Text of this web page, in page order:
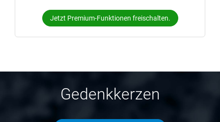
Jetzt Premium-Funktionen freischalten.
Gedenkkerzen